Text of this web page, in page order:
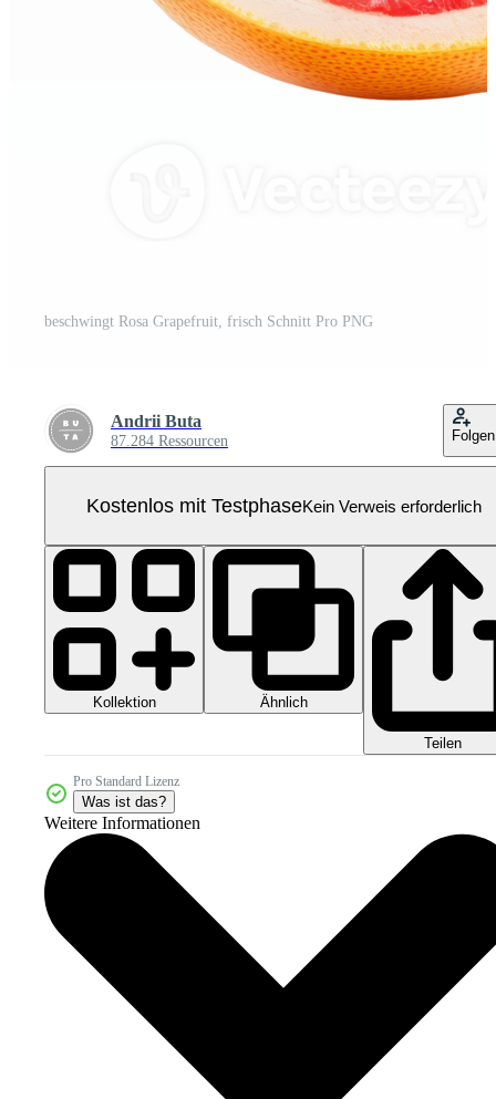
beschwingt Rosa Grapefruit, frisch Schnitt Pro PNG
Andrii Buta
87.284 Ressourcen Folgen
Kostenlos mit TestphaseKein Verweis erforderlich
Kollektion Ähnlich
Teilen
Pro Standard Lizenz
Was ist das?
Weitere Informationen